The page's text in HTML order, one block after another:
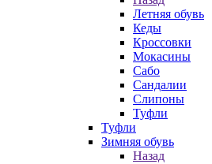
Летняя обувь
Кеды
Кроссовки
Мокасины
Сабо
Сандалии
Слипоны
Туфли
Туфли
Зимняя обувь
Назад